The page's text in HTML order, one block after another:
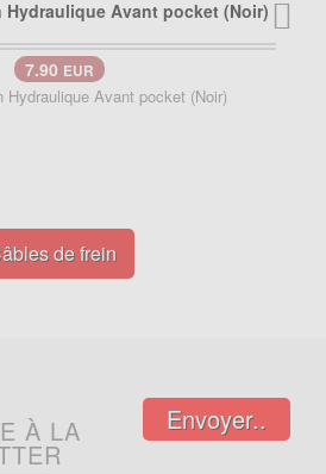
7.90 EUR
Hydraulique Avant pocket (Noir)
de frein
À LA Envoyer..